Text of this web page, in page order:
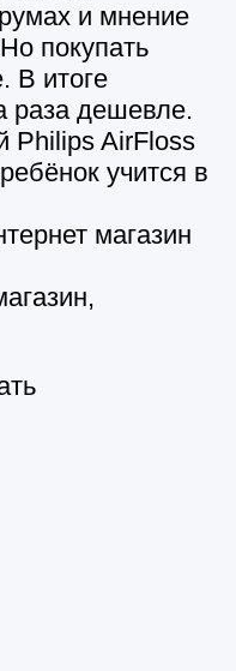
и мнение
покупать
В итоге
раза дешевле.
Philips AirFloss
учится в
магазин